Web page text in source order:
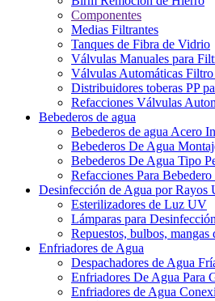
Componentes
Medias Filtrantes
Tanques de Fibra de Vidrio
Válvulas Manuales para
Válvulas Automáticas
Distribuidores toberas PP
Refacciones Válvulas
Bebederos de agua
Bebederos de agua Acero
Bebederos De Agua
Bebederos De Agua Tipo
Refacciones Para
Desinfección de Agua por Rayos
Esterilizadores de Luz UV
Lámparas para
Repuestos, bulbos, mangas
Enfriadores de Agua
Despachadores de Agua
Enfriadores De Agua Para
Enfriadores de Agua